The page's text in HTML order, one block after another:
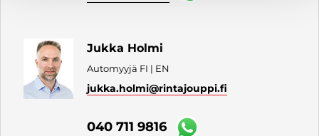
Jukka Holmi
Automyyjä FI | EN
jukka.holmi@rintajouppi.fi
040 711 9816